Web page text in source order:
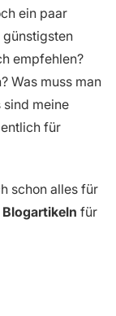
ein paar
empfehlen?
Was muss man
sind meine
für
schon alles für
für